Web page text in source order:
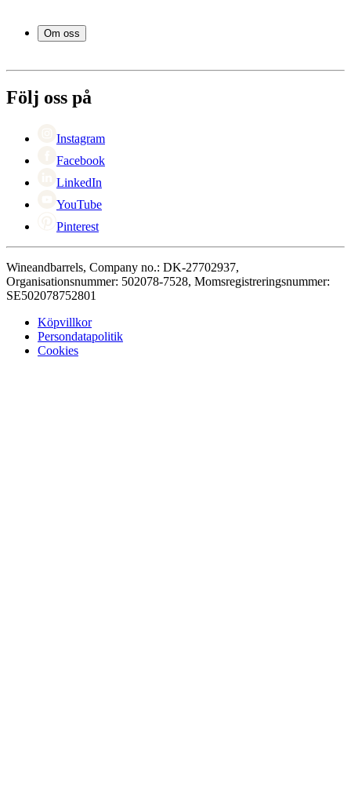
Leverans
Service
Retur
Om oss
Karriär
Black Friday
Cyber Monday
Följ oss på
Instagram
Facebook
LinkedIn
YouTube
Pinterest
Wineandbarrels, Company no.: DK-27702937,
Organisationsnummer: 502078-7528, Momsregistreringsnummer:
SE502078752801
Köpvillkor
Persondatapolitik
Cookies